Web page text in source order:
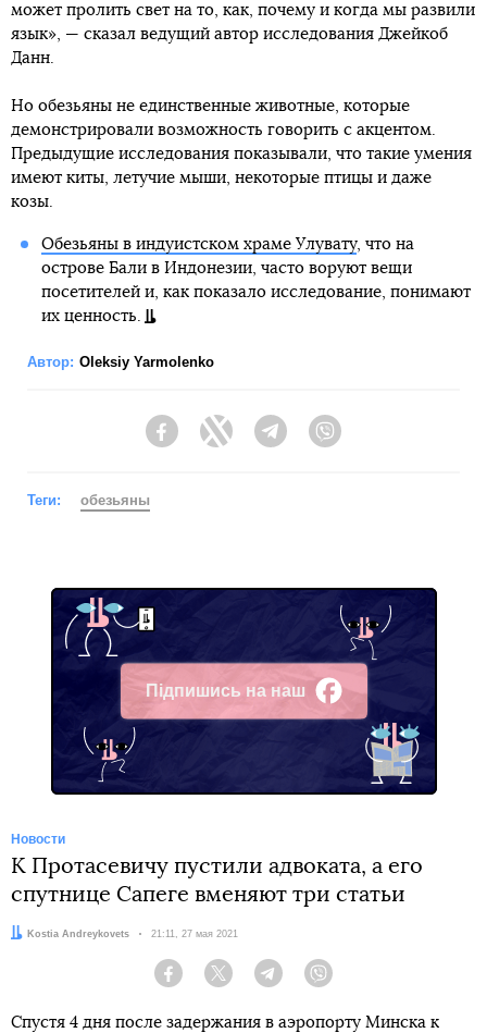
может пролить свет на то, как, почему и когда мы развили
язык», — сказал ведущий автор исследования Джейкоб
Данн.
Но обезьяны не единственные животные, которые
демонстрировали возможность говорить с акцентом.
Предыдущие исследования показывали, что такие умения
имеют киты, летучие мыши, некоторые птицы и даже
козы.
Обезьяны в индуистском храме Улувату, что на
острове Бали в Индонезии, часто воруют вещи
посетителей и, как показало исследование, понимают
их ценность.
Автор: Oleksiy Yarmolenko
FacebookTwitter Telegram
Теги: обезьяны
Підпишись на наш
Facebook
Новости
К Протасевичу пустили адвоката, а его
спутнице Сапеге вменяют три статьи
Автор:Kostia Andreykovets Дата:
21:11, 27 мая 2021
Facebook Twitter Telegram
Спустя 4 дня после задержания в аэропорту Минска к